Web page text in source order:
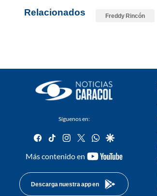
Relacionados Freddy Rincón
Síguenos en:
facebook
tiktok instagram
twitterwhatsapp
google
Más contenido en
youtube-
Descarga nuestra app en